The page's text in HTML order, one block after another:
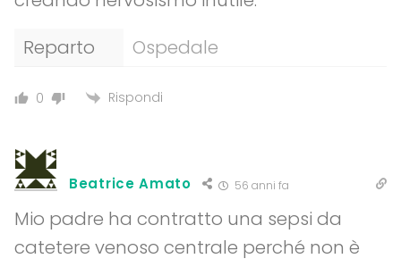
Reparto
Ospedale
0 Rispondi
Beatrice Amato 56 anni fa
Mio padre ha contratto una sepsi da
catetere venoso centrale perché non è